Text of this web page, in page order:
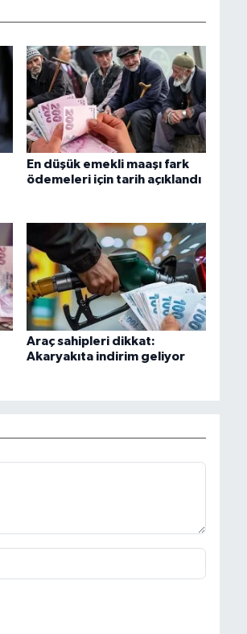
En düşük emekli maaşı fark
ödemeleri için tarih açıklandı
Araç sahipleri dikkat:
Akaryakıta indirim geliyor